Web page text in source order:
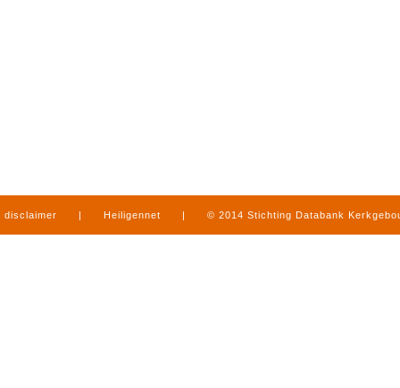
disclaimer | Heiligennet | © 2014 Stichting Databank